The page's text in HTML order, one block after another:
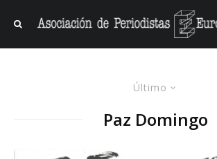
Último
Paz Domingo